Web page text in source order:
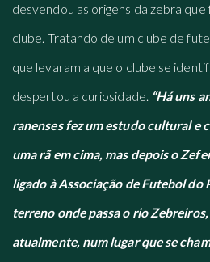
desvendou as origens da zebra
clube. Tratando de um clube de
que levaram a que o clube se
despertou a curiosidade. “Há uns
ranenses fez um estudo cultural e
uma rã em cima, mas depois o
ligado à Associação de Futebol do
terreno onde passa o rio
atualmente, num lugar que se